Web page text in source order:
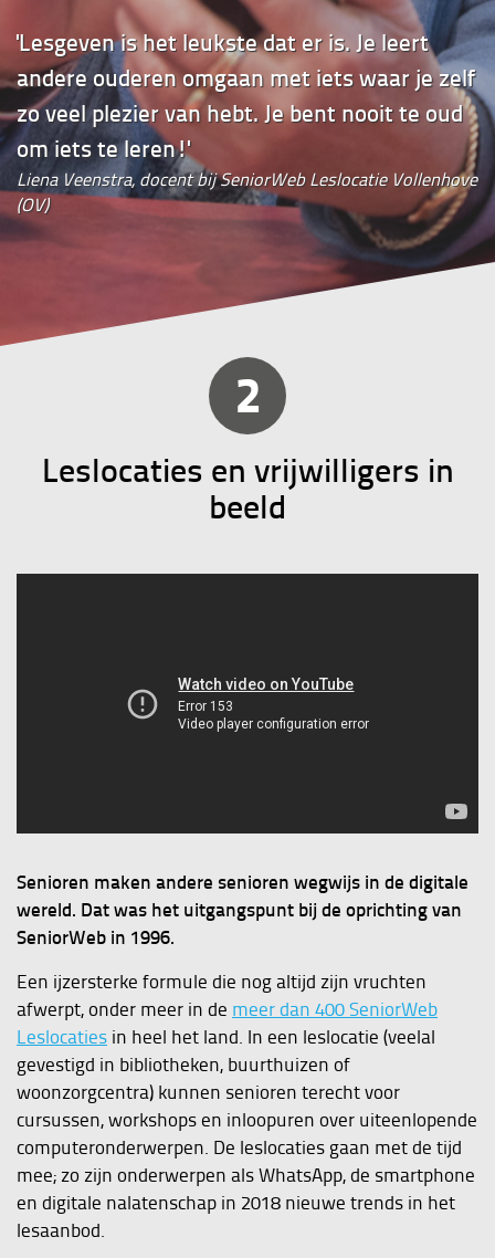
'Lesgeven is het leukste dat er is. Je leert
andere ouderen omgaan met iets waar je zelf
zo veel plezier van hebt. Je bent nooit te oud
om iets te leren!'
Liena Veenstra, docent bij SeniorWeb Leslocatie Vollenhove
(OV)
2
Leslocaties en vrijwilligers in
beeld
Senioren maken andere senioren wegwijs in de digitale
wereld. Dat was het uitgangspunt bij de oprichting van
SeniorWeb in 1996.
Een ijzersterke formule die nog altijd zijn vruchten
afwerpt, onder meer in de meer dan 400 SeniorWeb
Leslocaties in heel het land. In een leslocatie (veelal
gevestigd in bibliotheken, buurthuizen of
woonzorgcentra) kunnen senioren terecht voor
cursussen, workshops en inloopuren over uiteenlopende
computeronderwerpen. De leslocaties gaan met de tijd
mee; zo zijn onderwerpen als WhatsApp, de smartphone
en digitale nalatenschap in 2018 nieuwe trends in het
lesaanbod.